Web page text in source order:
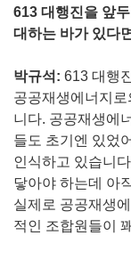
613 대행진을 앞
대하는 바가 있다
박규석: 613 대행
공공재생에너지
니다. 공공재생에
들도 초기엔 있었
인식하고 있습니
닿아야 하는데 아
실제로 공공재생
적인 조합원들이